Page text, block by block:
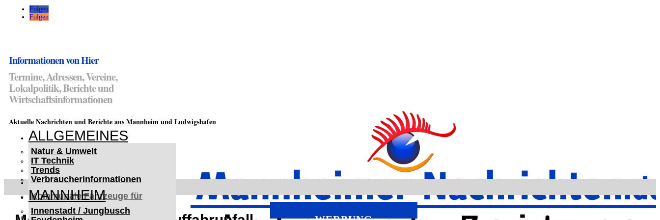
Folgen
Folgen
Informationen von Hier
Termine, Adressen, Vereine,
Lokalpolitik, Berichte und
Wirtschaftsinformationen
Aktuelle Nachrichten und Berichte aus Mannheim und Ludwigshafen
ALLGEMEINES
Natur & Umwelt
IT Technik
Trends
Verbraucherinformationen
MANNHEIM
Innenstadt / Jungbusch
< UKRAINE >
Kommunale Fahrzeuge für
Czernowitz
Nutzfahrzeuge für Czernowitz